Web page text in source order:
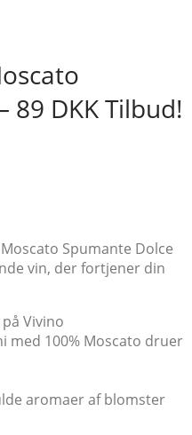
89 DKK Tilbud!
Spumante Dolce
vin, der fortjener din
Vivino
med 100% Moscato druer
aromaer af blomster